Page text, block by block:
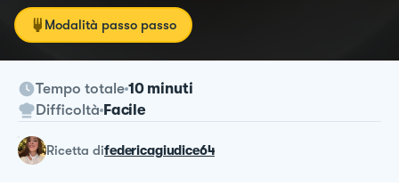
Modalità passo passo
Tempo totale 10 minuti
Difficoltà Facile
ricetta difedericagiudice64